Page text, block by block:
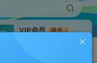
VIP会员
抢先